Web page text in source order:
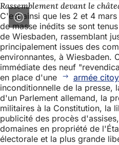
Rassemblement devant le
C'est ainsi que les 2 et 4
de masse inédits se sont
de Wiesbaden, rassemblant
principalement issues des
environnantes, à Wiesbaden.
immédiate des neuf
en place d'une
armée
inconditionnelle de la presse,
d'un Parlement allemand, la
militaires à la Constitution, la
publicité des procès
domaines en propriété de
électorale et la plus grande